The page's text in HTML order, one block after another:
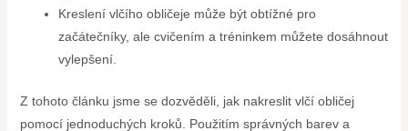
Kreslení vlčího obličeje může být obtížné pro
začátečníky, ale cvičením a tréninkem můžete dosáhnout
vylepšení.
Z tohoto článku jsme se dozvěděli, jak nakreslit vlčí obličej
pomocí jednoduchých kroků. Použitím správných barev a